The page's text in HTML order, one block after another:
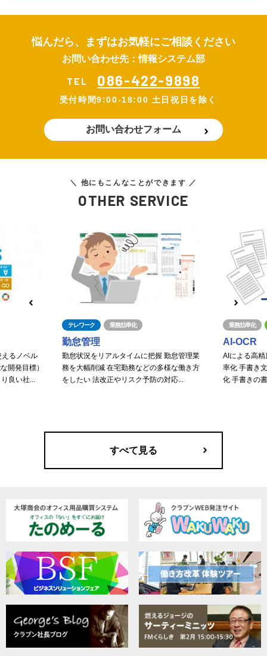
悩んだら、まずはお気軽にご相談ください
お問い合わせ先：情報システム部
TEL 086-422-9898
受付時間9:00-18:00 土日祝日を除く
お問い合わせフォーム
＼ 他にもこんなことができます ／
OTHER SERVICE
るノベル
開発目標）
良い社...
勤怠管理
テレワーク 業務効率化
勤怠状況をリアルタイムに把握 勤怠管理業
務を大幅削減 在宅勤務などの多様な働き方
をしたい 法改正やリスク予防の対応...
AI-OCR
業務効率化
AIによる高
率化 手書き
化 手書きの
すべて見る